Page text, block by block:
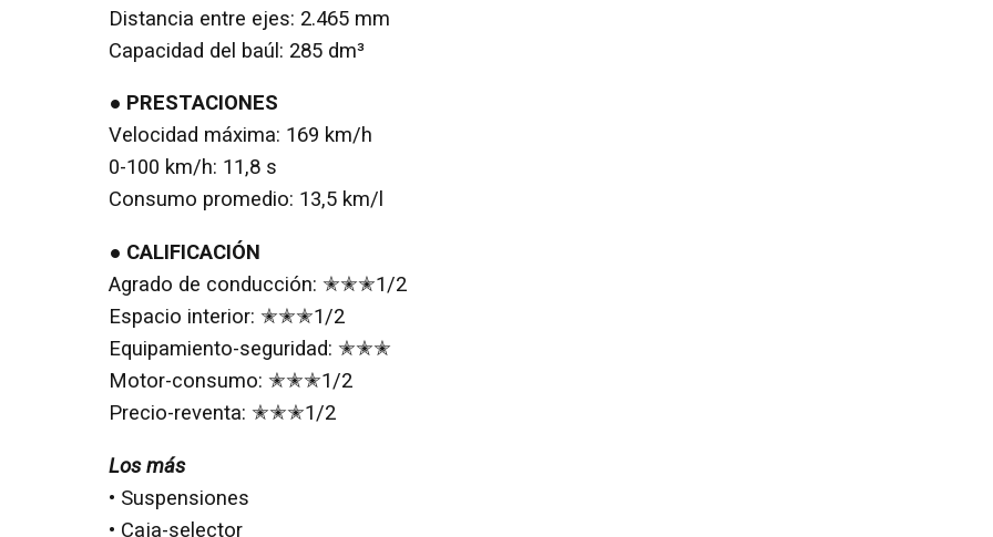
Distancia entre ejes: 2.465 mm
Capacidad del baúl: 285 dm³
● PRESTACIONES
Velocidad máxima: 169 km/h
0-100 km/h: 11,8 s
Consumo promedio: 13,5 km/l
● CALIFICACIÓN
Agrado de conducción: ✭✭✭1/2
Espacio interior: ✭✭✭1/2
Equipamiento-seguridad: ✭✭✭
Motor-consumo: ✭✭✭1/2
Precio-reventa: ✭✭✭1/2
Los más
• Suspensiones
• Caja-selector